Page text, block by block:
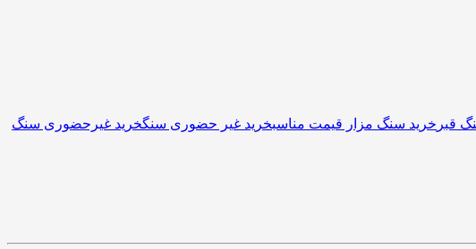
قبر خرید سنگ مزار قیمت مناسبخرید غیر حضوری سنگخرید غیرحضوری سنگ